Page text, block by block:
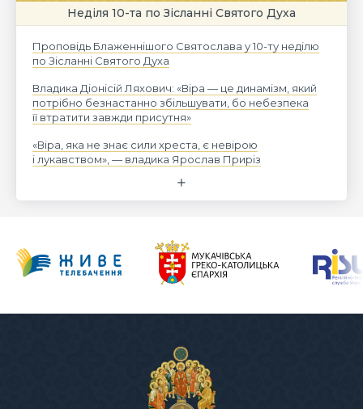
Неділя 10-та по Зісланні Святого Духа
Проповідь Блаженнішого Святослава у 10-ту неділю
по Зісланні Святого Духа
Владика Діонісій Ляхович: «Віра — це динамізм, який
потрібно безнастанно збільшувати, бо небезпека
її втратити завжди присутня»
«Віра, яка не знає сили хреста, є невірою
і лукавством», — владика Ярослав Приріз